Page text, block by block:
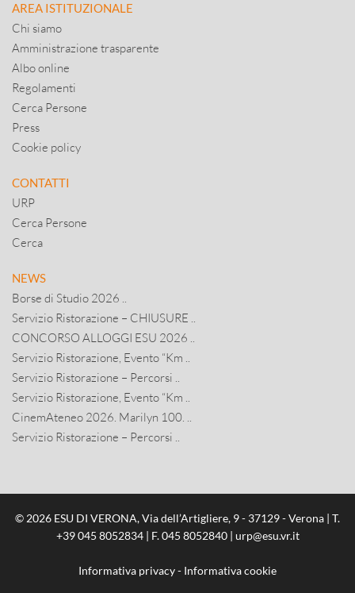
AREA ISTITUZIONALE
Chi siamo
Amministrazione trasparente
Albo online
Regolamenti
Cerca Persone
Press
Cookie policy
CONTATTI
URP
Cerca Persone
Cerca
NEWS
Borse di Studio 2026 ..
Servizio Ristorazione – CHIUSURE ..
CONCORSO ALLOGGI ESU 2026 ..
Servizio Ristorazione, Evento “Km ..
Servizio Ristorazione – Percorsi ..
Servizio Ristorazione, Evento “Km ..
CinemAteneo 2026. Marilyn 100. ..
Servizio Ristorazione – Percorsi ..
© 2026 ESU DI VERONA, Via dell’Artigliere, 9 - 37129 - Verona | T.
+39 045 8052834| F. 045 8052840 | urp@esu.vr.it
Informativa privacy- Informativa cookie